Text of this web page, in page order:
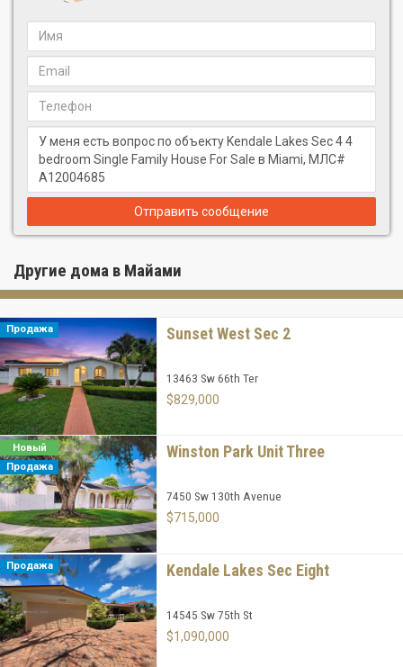
Отправить сообщение
Другие дома в Майами
Продажа Sunset West Sec 2
13463 Sw 66th Ter
$829,000
Новый
Продажа
Winston Park Unit Three
7450 Sw 130th Avenue
$715,000
Продажа Kendale Lakes Sec Eight
14545 Sw 75th St
$1,090,000